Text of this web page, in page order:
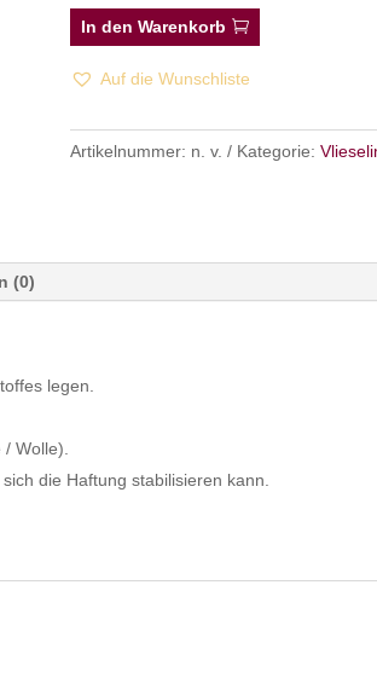
In den Warenkorb
Auf die Wunschliste
Artikelnummer: n. v. Kategorie:
(0)
legen.
/ Wolle).
die Haftung stabilisieren kann.